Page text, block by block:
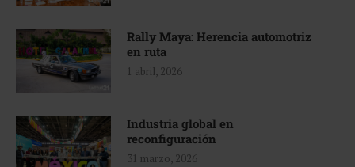
Rally Maya: Herencia automotriz
en ruta
1 abril, 2026
Industria global en
reconfiguración
31 marzo, 2026